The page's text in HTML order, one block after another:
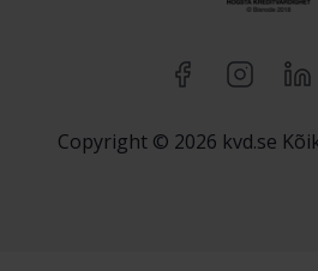
Copyright © 2026 kvd.se